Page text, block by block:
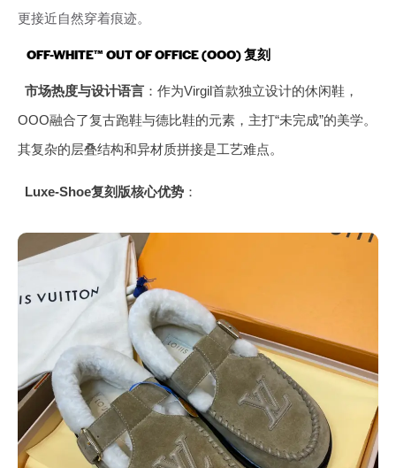
更接近自然穿着痕迹。
OFF-WHITE™ OUT OF OFFICE (OOO) 复刻
市场热度与设计语言：作为Virgil首款独立设计的休闲鞋，
OOO融合了复古跑鞋与德比鞋的元素，主打“未完成”的美学。
其复杂的层叠结构和异材质拼接是工艺难点。
Luxe-Shoe复刻版核心优势：